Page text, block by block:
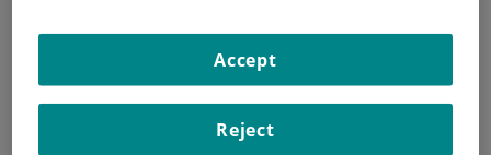
UNIDADES DE APOYO|
|FIRST-IN-HUMAN, OPEN-LABEL, DOSE-ESCALATION
OF GEN1046 IN SUBJECTS WITH MALIGNANT SOLID
Reject
Accept